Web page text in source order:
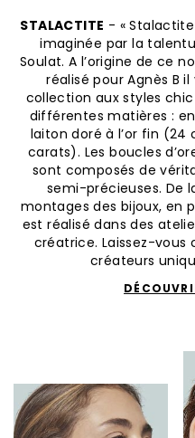
STALACTITE - «
imaginée par la
Soulat. A l’origine de ce
réalisé pour Agnès B
collection aux styles
différentes matières :
laiton doré à l’or fin (24
carats). Les boucles
sont composés de
semi-précieuses. De
montages des bijoux, en
est réalisé dans des
créatrice. Laissez-vous
créateurs